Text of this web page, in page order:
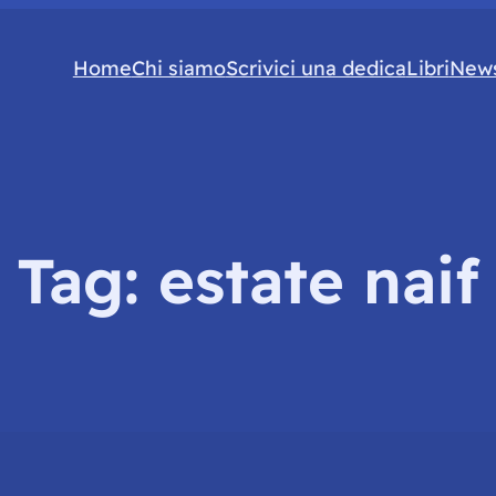
HomeChi siamoScrivici una dedicaLibri
Tag: estate naif